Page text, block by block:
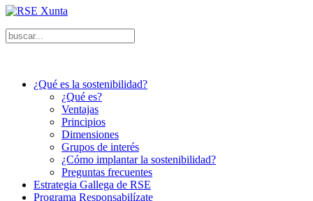
¿Qué es la sostenibilidad?
¿Qué es?
Ventajas
Principios
Dimensiones
Grupos de interés
¿Cómo implantar la sostenibilidad?
Preguntas frecuentes
Estrategia Gallega de RSE
Programa Responsabilízate